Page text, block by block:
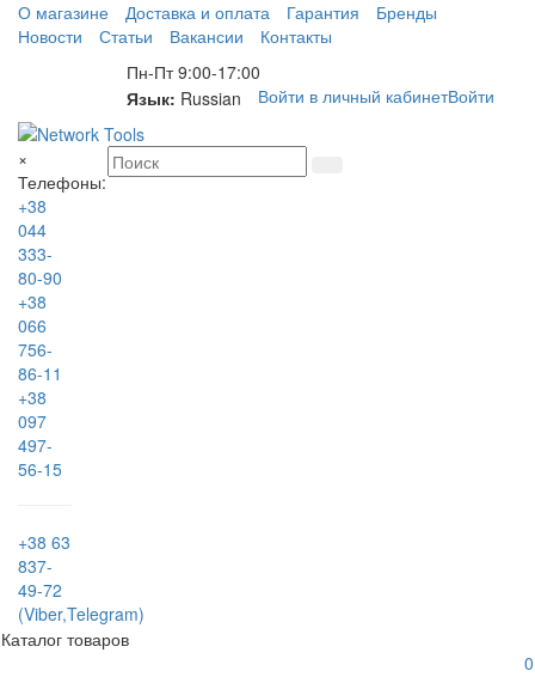
О магазине Доставка и оплата Гарантия
Бренды
Новости
Статьи Вакансии
Контакты
Пн-Пт 9:00-17:00
Язык: Russian Войти в личный кабинетВойти
×
Телефоны:
+38
044
333-
80-90
+38
066
756-
86-11
+38
097
497-
56-15
+38 63
837-
49-72
(Viber,Telegram)
Каталог товаров
0